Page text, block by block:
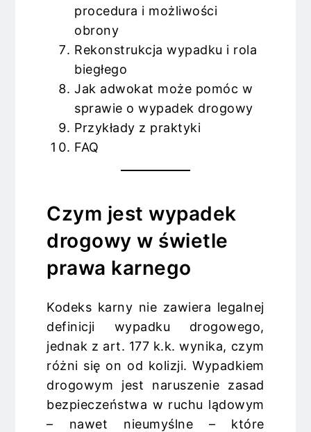
procedura i możliwości
obrony
Rekonstrukcja wypadku i rola
biegłego
Jak adwokat może pomóc w
sprawie o wypadek drogowy
Przykłady z praktyki
FAQ
Czym jest wypadek
drogowy w świetle
prawa karnego
Kodeks karny nie zawiera legalnej
definicji wypadku drogowego,
jednak z art. 177 k.k. wynika, czym
różni się on od kolizji. Wypadkiem
drogowym jest naruszenie zasad
bezpieczeństwa w ruchu lądowym
– nawet nieumyślne – które